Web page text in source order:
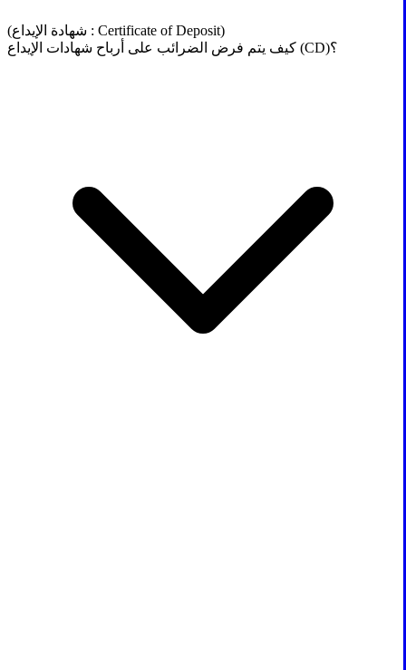
(شهادة الإيداع : Certificate of Deposit)
كيف يتم فرض الضرائب على أرباح شهادات الإيداع (CD)؟